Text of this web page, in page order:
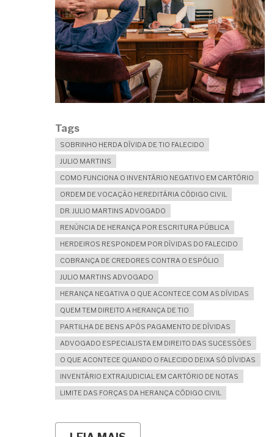
Tags
SOBRINHO HERDA DÍVIDA DE TIO FALECIDO
JULIO MARTINS
COMO FUNCIONA O INVENTÁRIO NEGATIVO EM CARTÓRIO
ORDEM DE VOCAÇÃO HEREDITÁRIA CÓDIGO CIVIL
DR. JULIO MARTINS ADVOGADO
RENÚNCIA DE HERANÇA POR ESCRITURA PÚBLICA
HERDEIROS RESPONDEM POR DÍVIDAS DO FALECIDO
COBRANÇA DE CREDORES CONTRA O ESPÓLIO
JULIO MARTINS ADVOGADO
HERANÇA NEGATIVA O QUE ACONTECE COM AS DÍVIDAS
QUEM TEM DIREITO A HERANÇA DE TIO
PARTILHA DE BENS APÓS PAGAMENTO DE DÍVIDAS
ADVOGADO ESPECIALISTA EM DIREITO DAS SUCESSÕES
O QUE ACONTECE QUANDO O FALECIDO DEIXA SÓ DÍVIDAS
INVENTÁRIO EXTRAJUDICIAL EM CARTÓRIO DE NOTAS
LIMITE DAS FORÇAS DA HERANÇA CÓDIGO CIVIL